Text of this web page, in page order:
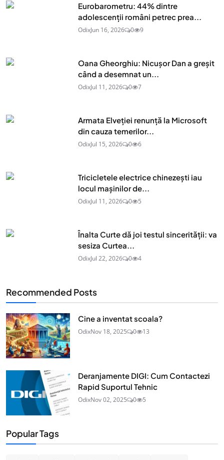
Eurobarometru: 44% dintre
adolescenţii români petrec prea...
OdixJun 16, 2026 0 9
Oana Gheorghiu: Nicușor Dan a greșit
când a desemnat un...
OdixJul 11, 2026 0 7
Armata Elveției renunță la Microsoft
din cauza temerilor...
OdixJul 15, 2026 0 6
Tricicletele electrice chinezești iau
locul mașinilor de...
OdixJul 11, 2026 0 5
Înalta Curte dă joi testul sincerității: va
sesiza Curtea...
OdixJul 22, 2026 0 4
Recommended Posts
Cine a inventat scoala?
OdixNov 18, 2025 0 13
Deranjamente DIGI: Cum Contactezi
Rapid Suportul Tehnic
OdixNov 02, 2025 0 5
Popular Tags